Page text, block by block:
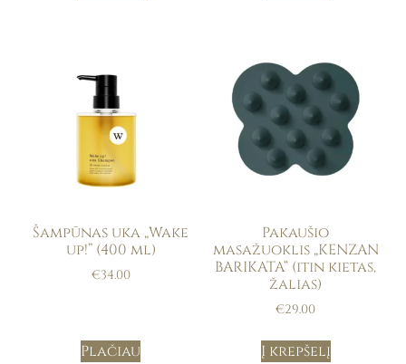
Šampūnas uka „Wake
up!” (400 ml)
€34.00
Plačiau
Pakaušio
masažuoklis „KENZAN
BARIKATA“ (itin kietas,
žalias)
€29.00
Į krepšelį